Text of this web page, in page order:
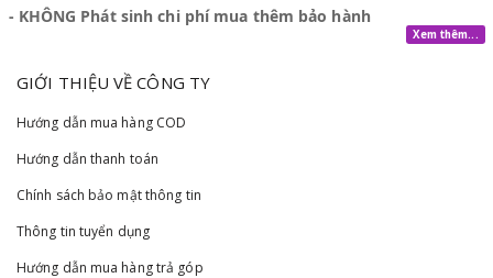
- KHÔNG Phát sinh chi phí mua thêm bảo hành
Xem thêm...
GIỚI THIỆU VỀ CÔNG TY
Hướng dẫn mua hàng COD
Hướng dẫn thanh toán
Chính sách bảo mật thông tin
Thông tin tuyển dụng
Hướng dẫn mua hàng trả góp